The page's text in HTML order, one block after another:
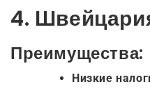
4.
Преимущества:
Низкие